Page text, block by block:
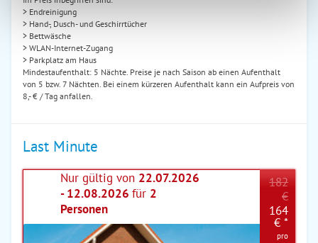
> Endreinigung
> Hand-, Dusch- und Geschirrtücher
> Bettwäsche
> WLAN-Internet-Zugang
> Parkplatz am Haus
Mindestaufenthalt: 5 Nächte. Preise je nach Saison ab einen Aufenthalt
von 5 bzw. 7 Nächten. Bei einem kürzeren Aufenthalt kann ein Aufpreis von
8,- € / Tag anfallen.
Last Minute
Nur gültig von 22.07.2026
- 12.08.2026 für 2
Personen
182
€
164
€ *
pro